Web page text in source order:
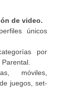
de video.
únicos
por
móviles,
juegos, set-